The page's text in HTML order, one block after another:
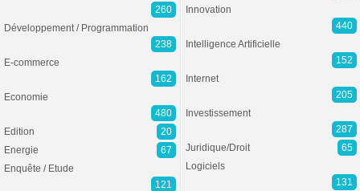
260
Développement / Programmation
238
E-commerce
162
Economie
480
Edition
20
Energie
67
Enquête / Etude
121
Innovation
440
Intelligence Artificielle
152
Internet
205
Investissement
287
Juridique/Droit
65
Logiciels
131